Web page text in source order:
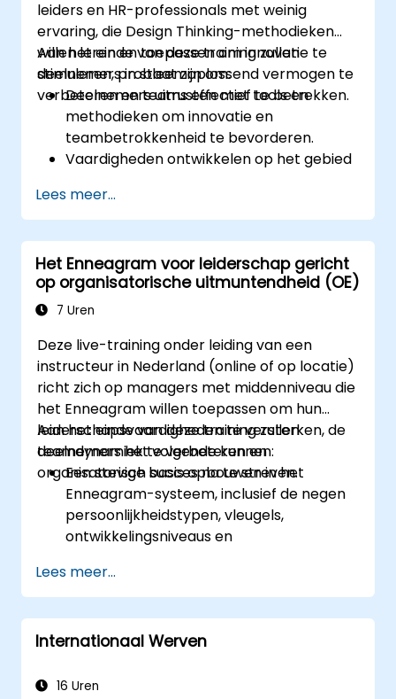
projectdoelen.
leiders en HR-professionals met weinig
ervaring, die Design Thinking-methodieken
willen leren en toepassen om innovatie te
stimuleren, probleemoplossend vermogen te
verbeteren en teams effectief te betrekken.
Aan het einde van deze training zullen
deelnemers in staat zijn om:
Deelnemers uitrusten met tools en
methodieken om innovatie en
teambetrokkenheid te bevorderen.
Vaardigheden ontwikkelen op het gebied
en prototyping bij het oplossen van
complexe problemen.
De principes van Design Thinking
toepassen in leiderschaps- en HR-
contexten.
Een innovatieve cultuur binnen
Lees meer...
Het Enneagram voor leiderschap gericht
op organisatorische uitmuntendheid (OE)
7 Uren
Deze live-training onder leiding van een
instructeur in Nederland (online of op locatie)
richt zich op managers met middenniveau die
het Enneagram willen toepassen om hun
leiderschapsvaardigheden te versterken, de
teamdynamiek te verbeteren en
organisatorisch succes na te streven.
Aan het einde van deze training zullen
deelnemers het volgende kunnen:
Een stevige basis opbouwen in het
Enneagram-systeem, inclusief de negen
persoonlijkheidstypen, vleugels,
ontwikkelingsniveaus en
Het Enneagram gebruiken om hun eigen
persoonlijkheidstype te ontdekken – met
bijbehorende sterke punten, zwakheden
en groeimogelijkheden.
communicatie verbeteren, conflicten
Lees meer...
Internationaal Werven
16 Uren